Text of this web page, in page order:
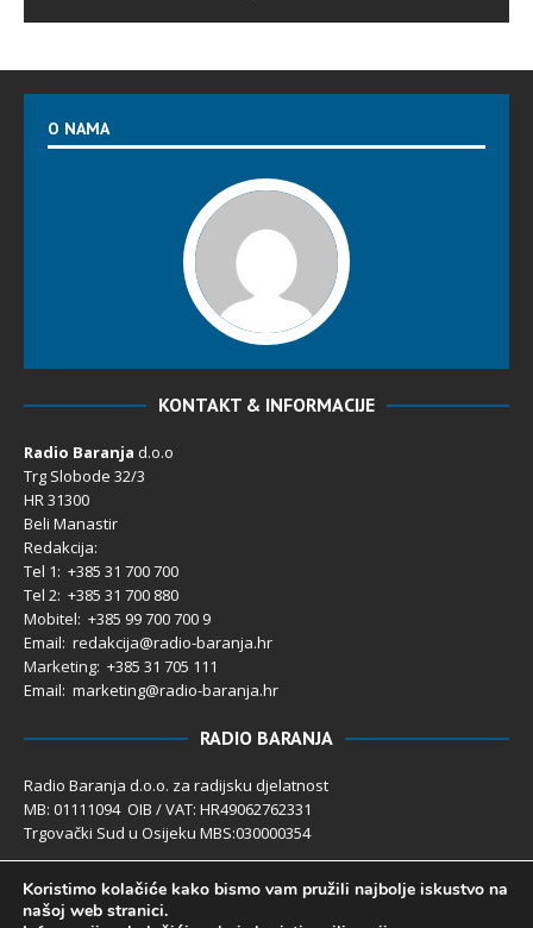
O NAMA
KONTAKT & INFORMACIJE
Radio Baranja d.o.o
Trg Slobode 32/3
HR 31300
Beli Manastir
Redakcija:
Tel 1: +385 31 700 700
Tel 2: +385 31 700 880
Mobitel: +385 99 700 700 9
Email: redakcija@radio-baranja.hr
Marketing: +385 31 705 111
Email: marketing@radio-baranja.hr
RADIO BARANJA
Radio Baranja d.o.o. za radijsku djelatnost
MB: 01111094 OIB / VAT: HR49062762331
Trgovački Sud u Osijeku MBS:030000354
Temeljni kapital 2.600,00 € uplaćen u cijelosti
Poslovni račun PBZ: 2340009-1100121402
Koristimo kolačiće kako bismo vam pružili najbolje iskustvo na
našoj web stranici.